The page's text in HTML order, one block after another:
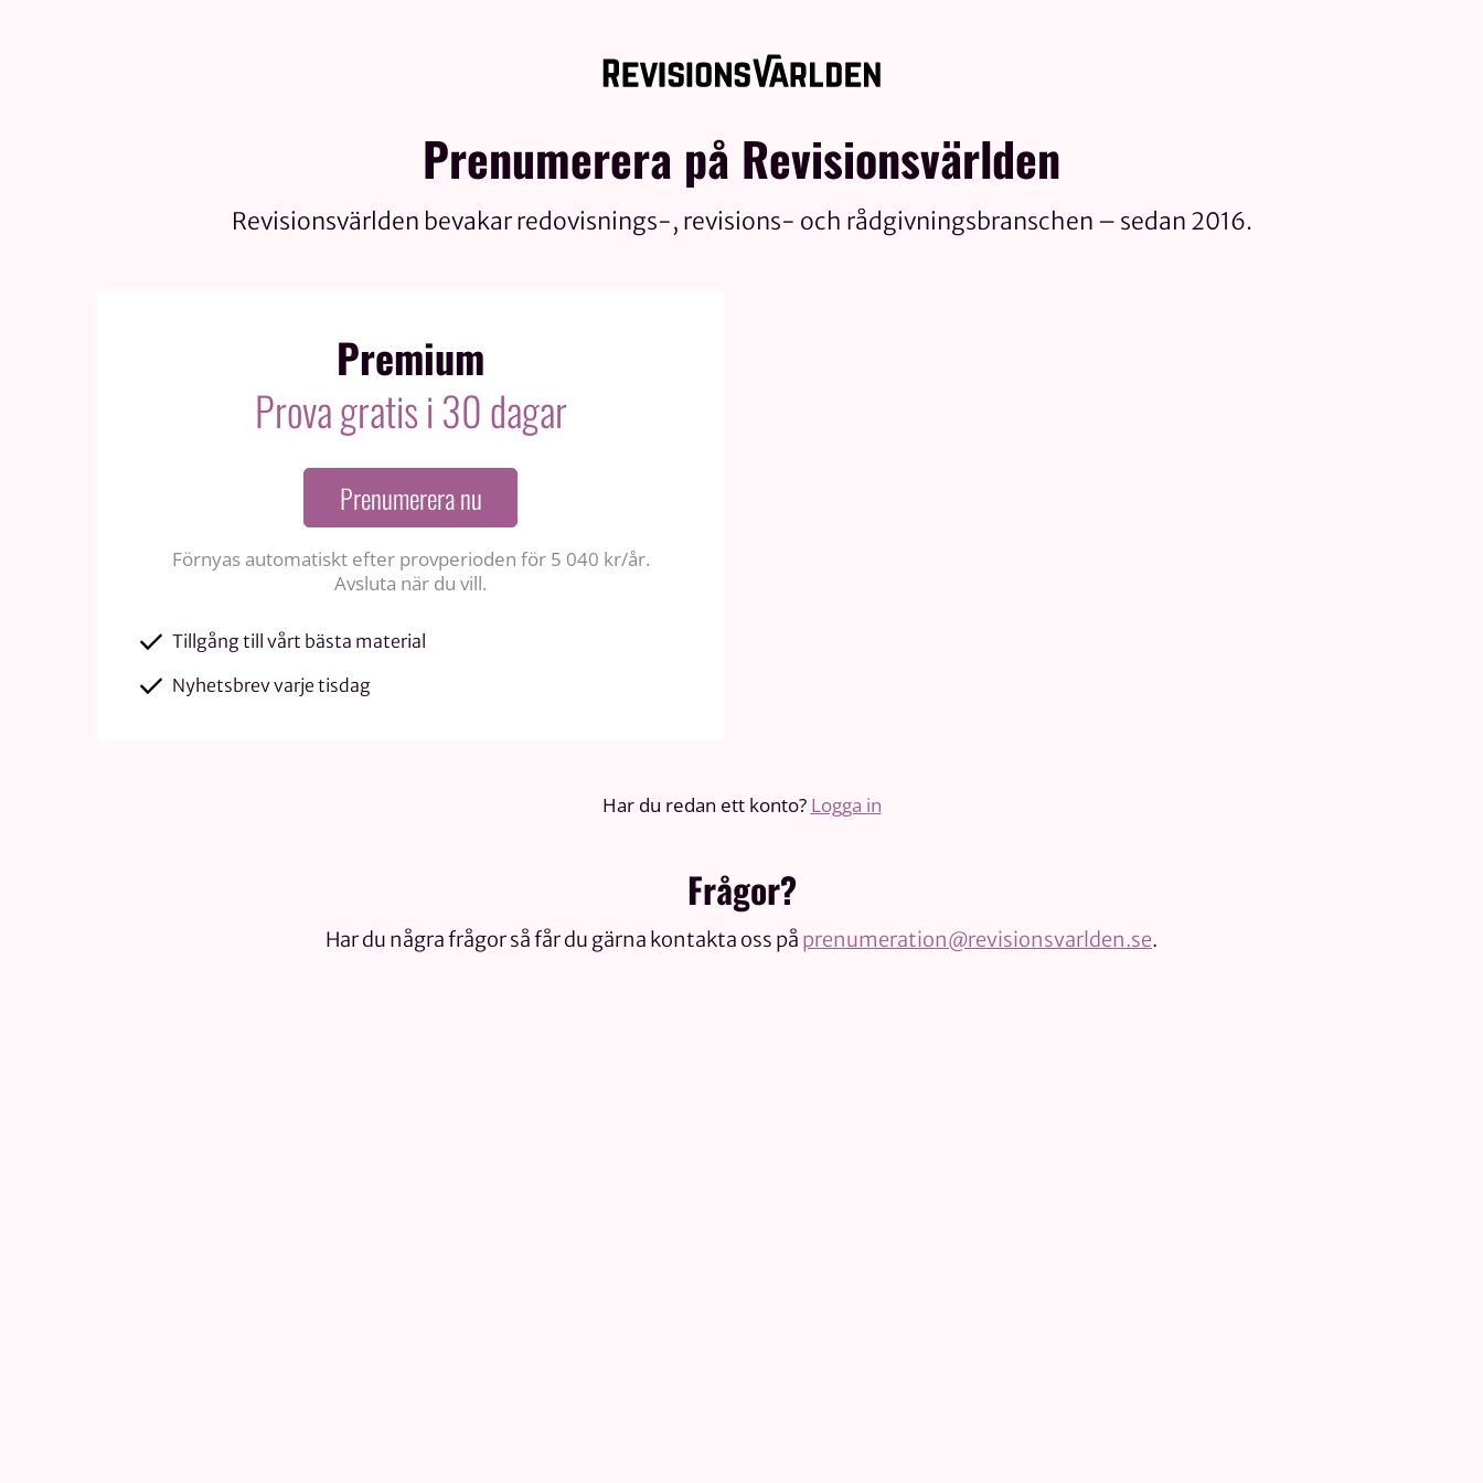
Prenumerera på Revisionsvärlden
Revisionsvärlden bevakar redovisnings-, revisions- och rådgivningsbranschen – sedan 2016.
Premium
Prova gratis i 30 dagar
Prenumerera nu
Förnyas automatiskt efter provperioden för 5 040 kr/år.
Avsluta när du vill.
Tillgång till vårt bästa material
Nyhetsbrev varje tisdag
Har du redan ett konto? Logga in
Frågor?
Har du några frågor så får du gärna kontakta oss på prenumeration@revisionsvarlden.se.